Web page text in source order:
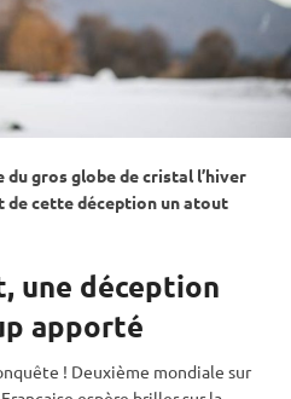
du grosglobe de cristall’hiver
de cette déception un atout
une déception
apporté
! Deuxième mondiale sur